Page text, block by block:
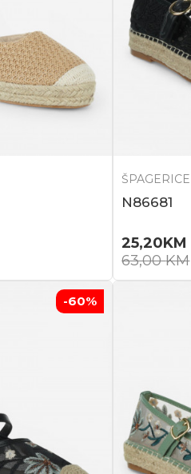
ŠPAGERICE
N86681
25,20KM
63,00KM
-60%